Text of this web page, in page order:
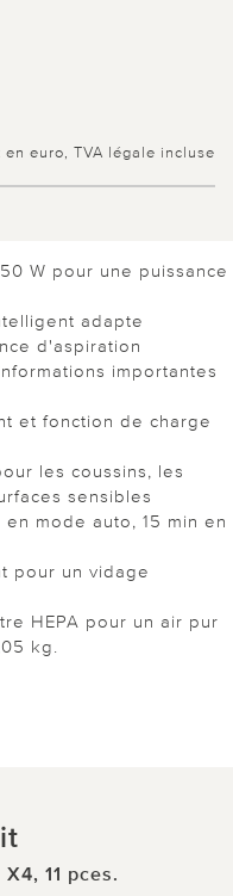
en euro, TVA légale incluse
W pour une puissance
adapte
d'aspiration
importantes
et fonction de charge
les coussins, les
sensibles
mode auto, 15 min en
pour un vidage
HEPA pour un air pur
kg.
11 pces.